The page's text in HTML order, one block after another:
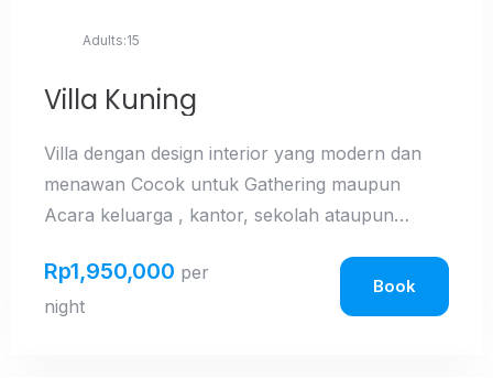
Villa Kuning
Villa dengan design interior yang modern dan
menawan Cocok untuk Gathering maupun
Acara keluarga , kantor, sekolah ataupun
biasa.Dilengkapi dengan Gazebo , taman yang
luas , serta playground sehingga ramah anak
Adults:15
Rp1,950,000 per
night
Book